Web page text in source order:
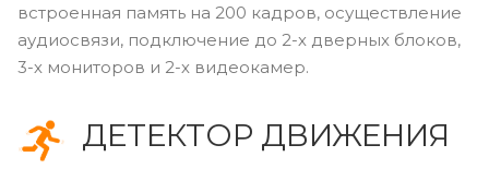
встроенная память на 200 кадров, осуществление
аудиосвязи, подключение до 2-х дверных блоков,
3-х мониторов и 2-х видеокамер.
ДЕТЕКТОР ДВИЖЕНИЯ